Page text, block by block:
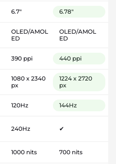
6.7" 6.78"
OLED/AMOL
ED
OLED/AMOL
ED
390 ppi 440 ppi
1080 x 2340
px
1224 x 2720
px
120Hz 144Hz
240Hz ✔
1000 nits 700 nits